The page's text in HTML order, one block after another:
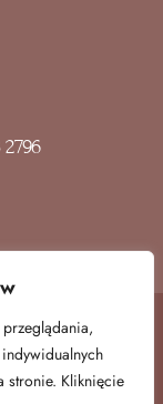
stronie. Kliknięcie